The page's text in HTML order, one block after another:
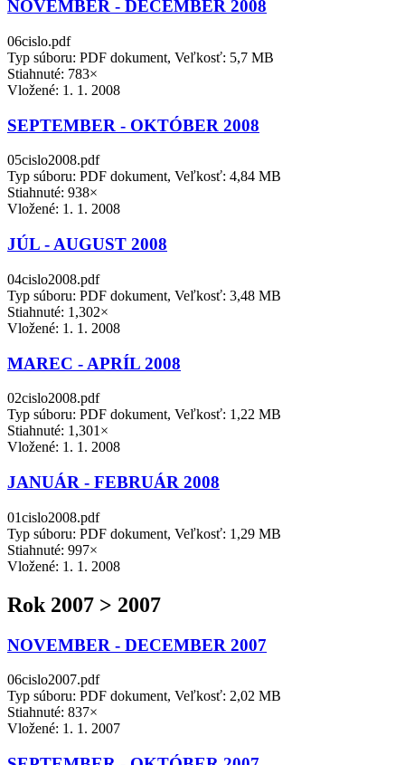
NOVEMBER - DECEMBER 2008
06cislo.pdf
Typ súboru: PDF dokument, Veľkosť: 5,7 MB
Stiahnuté: 783×
Vložené: 1. 1. 2008
SEPTEMBER - OKTÓBER 2008
05cislo2008.pdf
Typ súboru: PDF dokument, Veľkosť: 4,84 MB
Stiahnuté: 938×
Vložené: 1. 1. 2008
JÚL - AUGUST 2008
04cislo2008.pdf
Typ súboru: PDF dokument, Veľkosť: 3,48 MB
Stiahnuté: 1,302×
Vložené: 1. 1. 2008
MAREC - APRÍL 2008
02cislo2008.pdf
Typ súboru: PDF dokument, Veľkosť: 1,22 MB
Stiahnuté: 1,301×
Vložené: 1. 1. 2008
JANUÁR - FEBRUÁR 2008
01cislo2008.pdf
Typ súboru: PDF dokument, Veľkosť: 1,29 MB
Stiahnuté: 997×
Vložené: 1. 1. 2008
Rok 2007 > 2007
NOVEMBER - DECEMBER 2007
06cislo2007.pdf
Typ súboru: PDF dokument, Veľkosť: 2,02 MB
Stiahnuté: 837×
Vložené: 1. 1. 2007